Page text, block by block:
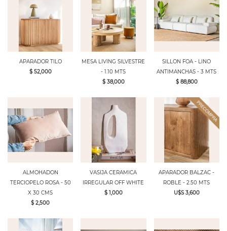
APARADOR TILO
$ 52,000
MESA LIVING SILVESTRE
- 1.10 MTS
$ 38,000
SILLON FOA - LINO
ANTIMANCHAS - 3 MTS
$ 88,800
ALMOHADON
TERCIOPELO ROSA - 50
X 30 CMS
$ 2,500
VASIJA CERAMICA
IRREGULAR OFF WHITE
$ 1,000
APARADOR BALZAC -
ROBLE - 2.50 MTS
U$S 3,600